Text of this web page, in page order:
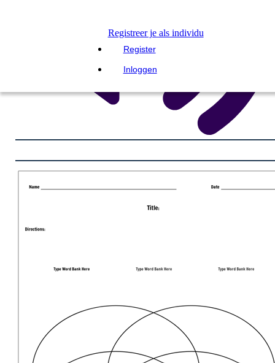
Registreer je als individu
Register
Inloggen